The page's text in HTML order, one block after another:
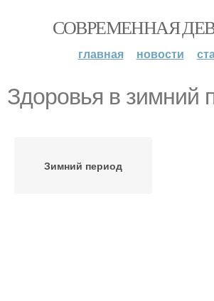
СОВРЕМЕННАЯ
главная новости
Здоровья в зимний
Зимний период